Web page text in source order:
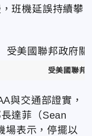
班機延誤持續攀
受美國聯邦
與交通部證實，
達菲（Sean
場表示，停擺以